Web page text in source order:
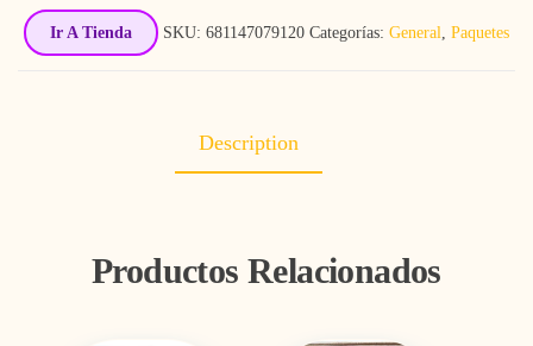
Ir A Tienda SKU: 681147079120 Categorías: General, Paquetes
Description
Productos Relacionados